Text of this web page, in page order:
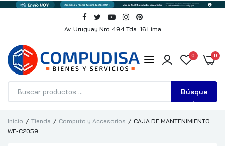
Av. Uruguay Nro 494 Tda. 16 Lima
Búsque
da
0 0
Inicio Tienda Computo y Accesorios
CAJA DE MANTENIMIENTO
WF-C2059